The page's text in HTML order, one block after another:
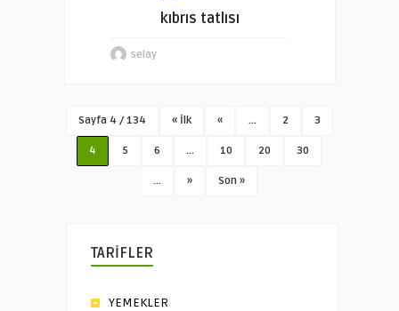
kıbrıs tatlısı
selay
Sayfa 4 / 134 « İlk « ... 2 3
4 5 6 ... 10 20 30
... » Son »
TARİFLER
YEMEKLER